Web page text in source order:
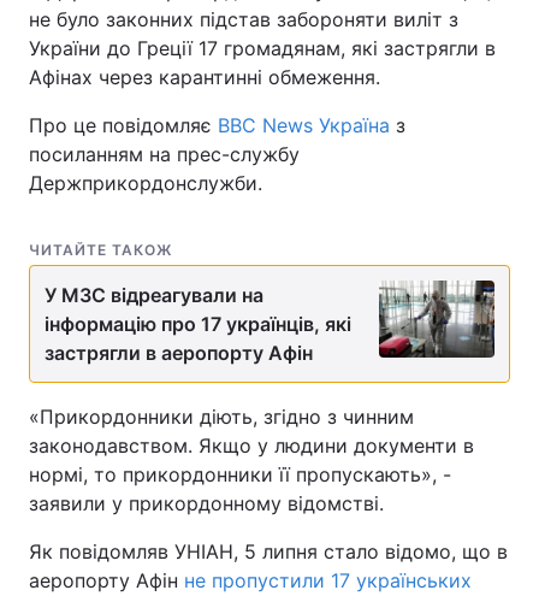
не було законних підстав забороняти виліт з
України до Греції 17 громадянам, які застрягли в
Афінах через карантинні обмеження.
Про це повідомляє BBC News Україна з
посиланням на прес-службу
Держприкордонслужби.
ЧИТАЙТЕ ТАКОЖ
У МЗС відреагували на
інформацію про 17 українців, які
застрягли в аеропорту Афін
«Прикордонники діють, згідно з чинним
законодавством. Якщо у людини документи в
нормі, то прикордонники її пропускають», -
заявили у прикордонному відомстві.
Як повідомляв УНІАН, 5 липня стало відомо, що в
аеропорту Афін не пропустили 17 українських